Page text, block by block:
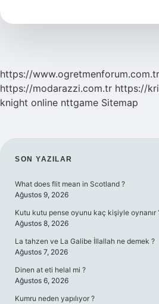
Neye
https://www.ogretmenforum.com.tr
https://modarazzi.com.tr https://
knight online nttgame Sitemap
SIDEBAR
SON YAZILAR
What does flit mean in Scotland ?
Ağustos 9, 2026
Kutu kutu pense oyunu kaç kişiyle oynanır
Ağustos 8, 2026
La tahzen ve La Galibe İllallah ne demek ?
Ağustos 7, 2026
Dinen at eti helal mi ?
Ağustos 6, 2026
Kumru neden yapılıyor ?